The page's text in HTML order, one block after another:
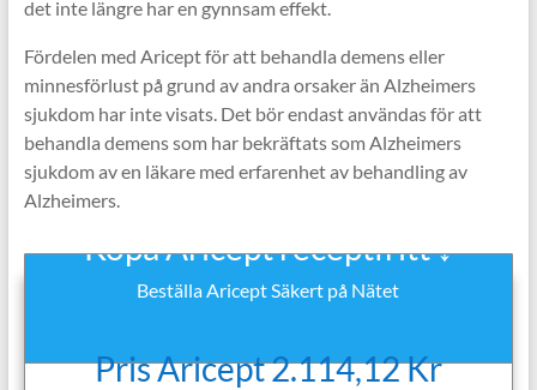
det inte längre har en gynnsam effekt.
Fördelen med Aricept för att behandla demens eller
minnesförlust på grund av andra orsaker än Alzheimers
sjukdom har inte visats. Det bör endast användas för att
behandla demens som har bekräftats som Alzheimers
sjukdom av en läkare med erfarenhet av behandling av
Alzheimers.
Köpa Aricept receptfritt ↓
Beställa Aricept Säkert på Nätet
Pris Aricept 2.114,12 Kr